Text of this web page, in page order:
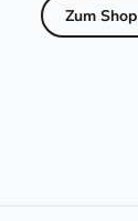
Zum Shop